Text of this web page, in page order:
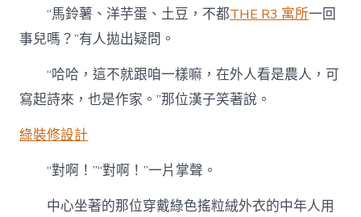
“馬鈴薯、洋芋蛋、土豆，不都THE R3 寓所一回
事兒嗎？”有人拋出疑問。
“哈哈，這不就跟咱一樣嘛，在外人看是農人，可
寫起詩來，也是作家。”那位漢子笑著說。
綠裝修設計
“對啊！”“對啊！”一片掌聲。
中心坐著的那位穿戴綠色搖粒絨外衣的中年人用